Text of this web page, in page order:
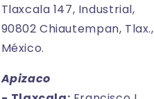
Tlaxcala 147, Industrial,
90802 Chiautempan, Tlax.,
México.
Apizaco